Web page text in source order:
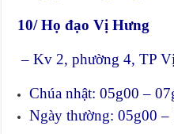
10/ Họ đạo Vị Hưng
– Kv 2, phường 4, TP
Chúa nhật: 05g00 –
Ngày thường: 05g00 –